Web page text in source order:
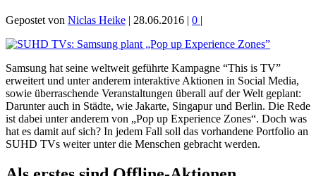
Gepostet von Niclas Heike | 28.06.2016 | 0 |
Samsung hat seine weltweit geführte Kampagne “This is TV”
erweitert und unter anderem interaktive Aktionen in Social Media,
sowie überraschende Veranstaltungen überall auf der Welt geplant:
Darunter auch in Städte, wie Jakarte, Singapur und Berlin. Die Rede
ist dabei unter anderem von „Pop up Experience Zones“. Doch was
hat es damit auf sich? In jedem Fall soll das vorhandene Portfolio an
SUHD TVs weiter unter die Menschen gebracht werden.